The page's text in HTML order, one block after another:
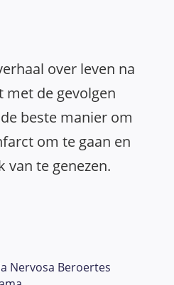
over leven na
met de gevolgen
beste manier om
om te gaan en
van te genezen.
Nervosa Beroertes